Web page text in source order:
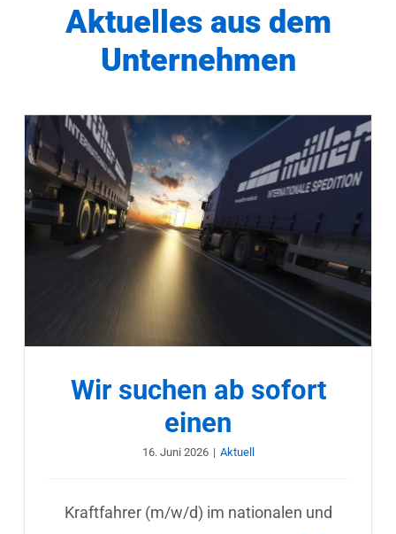
Aktuelles aus dem
Unternehmen
Wir suchen ab sofort
einen
16. Juni 2026 | Aktuell
Kraftfahrer (m/w/d) im nationalen und